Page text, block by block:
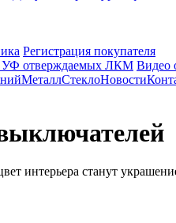
Регистрация покупателя
УФ отверждаемых ЛКМ Видео
МеталлСтеклоНовости
интерьера станут